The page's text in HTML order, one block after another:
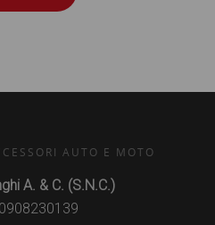
AUTO E MOTO
A. & C. (S.N.C.)